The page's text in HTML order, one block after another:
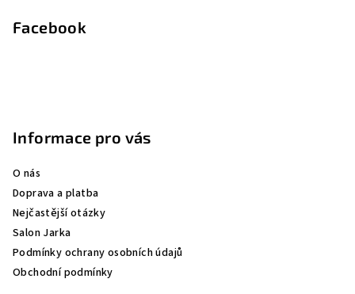
Facebook
Informace pro vás
O nás
Doprava a platba
Nejčastější otázky
Salon Jarka
Podmínky ochrany osobních údajů
Obchodní podmínky